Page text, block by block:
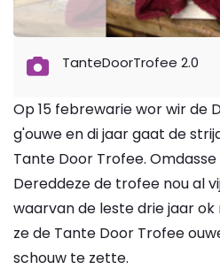
TanteDoorTrofee 2.0
Op 15 febrewarie wor wir de
g'ouwe en di jaar gaat de
Tante Door Trofee.
Dereddeze de trofee nou al
waarvan de leste drie jaar
ze de Tante Door Trofee
schouw te zette.